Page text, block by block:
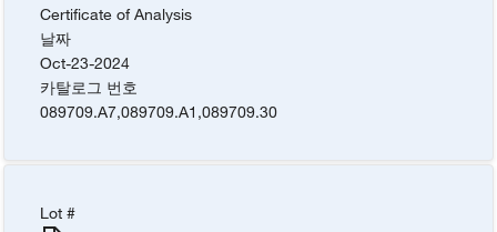
Certificate of Analysis
날짜
Oct-23-2024
카탈로그 번호
089709.A7,089709.A1 ,089709.30
Lot #